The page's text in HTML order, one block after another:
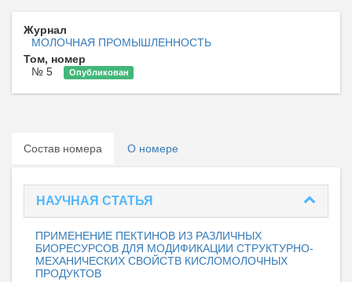
Журнал
МОЛОЧНАЯ ПРОМЫШЛЕННОСТЬ
Том, номер
№ 5
Опубликован
Состав номера О номере
НАУЧНАЯ СТАТЬЯ
ПРИМЕНЕНИЕ ПЕКТИНОВ ИЗ РАЗЛИЧНЫХ
БИОРЕСУРСОВ ДЛЯ МОДИФИКАЦИИ СТРУКТУРНО-
МЕХАНИЧЕСКИХ СВОЙСТВ КИСЛОМОЛОЧНЫХ
ПРОДУКТОВ